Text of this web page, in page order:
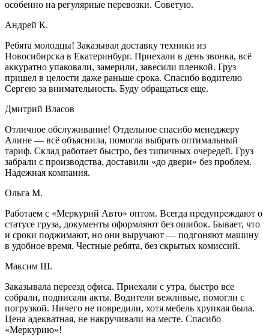
особенно на регулярные перевозки. Советую.
Андрей К.
Ребята молодцы! Заказывал доставку техники из
Новосибирска в Екатеринбург. Приехали в день звонка, всё
аккуратно упаковали, замерили, завесили пленкой. Груз
пришел в целости даже раньше срока. Спасибо водителю
Сергею за внимательность. Буду обращаться еще.
Дмитрий Власов
Отличное обслуживание! Отдельное спасибо менеджеру
Алине — всё объяснила, помогла выбрать оптимальный
тариф. Склад работает быстро, без типичных очередей. Груз
забрали с производства, доставили «до двери» без проблем.
Надежная компания.
Ольга М.
Работаем с «Меркурий Авто» оптом. Всегда предупреждают о
статусе груза, документы оформляют без ошибок. Бывает, что
и сроки поджимают, но они выручают — подгоняют машину
в удобное время. Честные ребята, без скрытых комиссий.
Максим Ш.
Заказывала переезд офиса. Приехали с утра, быстро все
собрали, подписали акты. Водители вежливые, помогли с
погрузкой. Ничего не повредили, хотя мебель хрупкая была.
Цена адекватная, не накручивали на месте. Спасибо
«Меркурию»!